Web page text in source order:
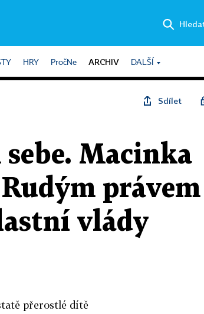
HRY PročNe ARCHIV DALŠÍ
Sdílet
Macinka
právem
vlády
přerostlé dítě